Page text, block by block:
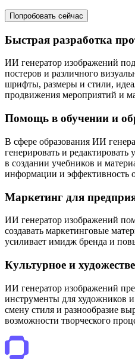
Попробовать сейчас
Быстрая разработка
ИИ генератор изображений
постеров и различного
шрифты, размеры и стили,
продвижения мероприятий и
Помощь в обучении и
В сфере образования ИИ
генерировать и
в создании учебников и
информации и эффективность
Маркетинг для
ИИ генератор изображений
создавать маркетинговые
усиливает имидж бренда и
Культурное и
ИИ генератор изображений
инструменты для художников
смену стиля и разнообразие
возможности творческого